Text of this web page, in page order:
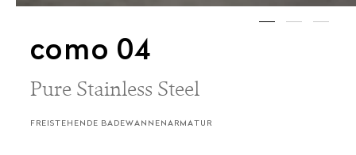
como 04
Pure Stainless Steel
FREISTEHENDE BADEWANNENARMATUR